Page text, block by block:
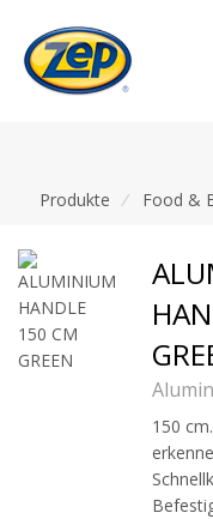
Produkte / Food &
150